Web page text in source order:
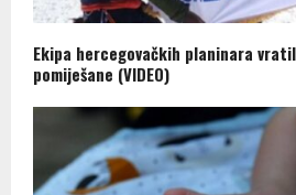
Ekipa hercegovačkih planinara
pomiješane (VIDEO)